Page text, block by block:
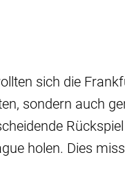
sich die
sondern auch
holen. Dies